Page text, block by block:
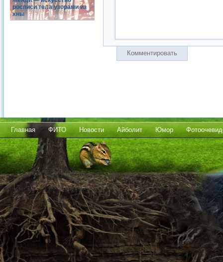
росписи тела узорами из
хны
Комментировать
Главная ФИТО Новости Айболит Юмор